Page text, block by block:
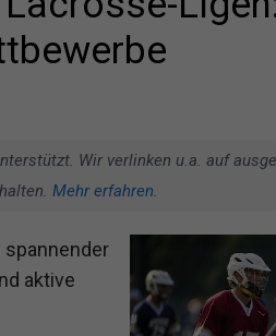
Wir verlinken u.a. auf
Mehr erfahren.
spannender
aktive